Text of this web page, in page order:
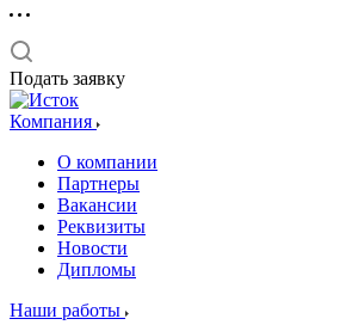
Подать заявку
Компания
О компании
Партнеры
Вакансии
Реквизиты
Новости
Дипломы
Наши работы